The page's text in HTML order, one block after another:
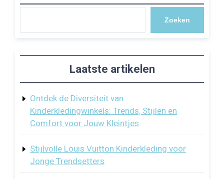
Zoeken
Laatste artikelen
Ontdek de Diversiteit van
Kinderkledingwinkels: Trends, Stijlen en
Comfort voor Jouw Kleintjes
Stijlvolle Louis Vuitton Kinderkleding voor
Jonge Trendsetters